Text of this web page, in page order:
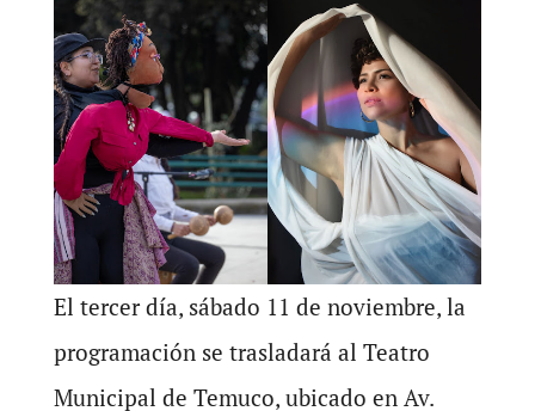
El tercer día, sábado 11 de noviembre, la
programación se trasladará al Teatro
Municipal de Temuco, ubicado en Av.